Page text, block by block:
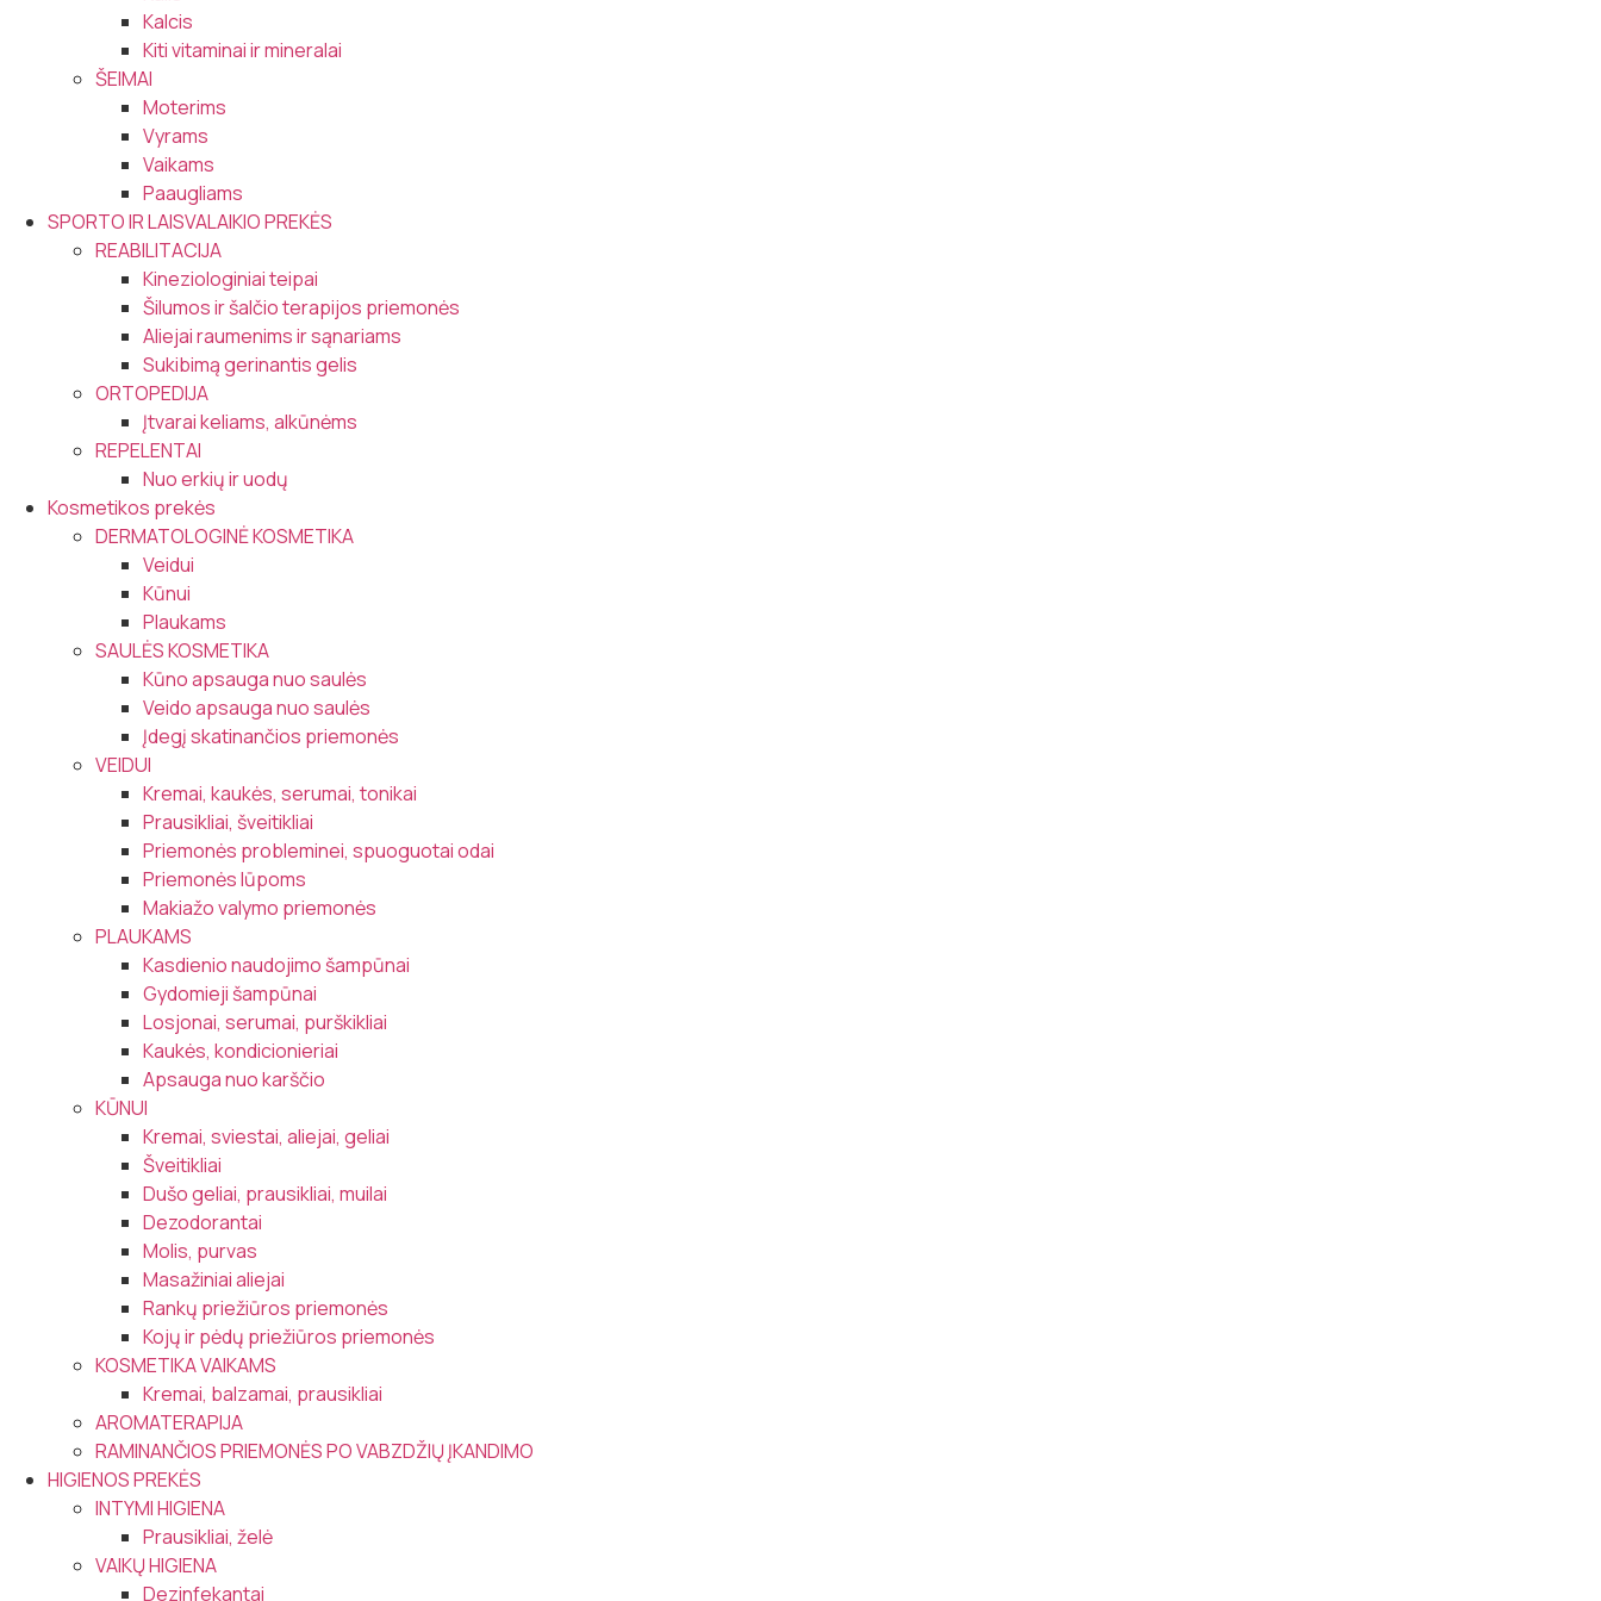
Kalcis
Kiti vitaminai ir mineralai
ŠEIMAI
Moterims
Vyrams
Vaikams
Paaugliams
SPORTO IR LAISVALAIKIO PREKĖS
REABILITACIJA
Kineziologiniai teipai
Šilumos ir šalčio terapijos priemonės
Aliejai raumenims ir sąnariams
Sukibimą gerinantis gelis
ORTOPEDIJA
Įtvarai keliams, alkūnėms
REPELENTAI
Nuo erkių ir uodų
Kosmetikos prekės
DERMATOLOGINĖ KOSMETIKA
Veidui
Kūnui
Plaukams
SAULĖS KOSMETIKA
Kūno apsauga nuo saulės
Veido apsauga nuo saulės
Įdegį skatinančios priemonės
VEIDUI
Kremai, kaukės, serumai, tonikai
Prausikliai, šveitikliai
Priemonės probleminei, spuoguotai odai
Priemonės lūpoms
Makiažo valymo priemonės
PLAUKAMS
Kasdienio naudojimo šampūnai
Gydomieji šampūnai
Losjonai, serumai, purškikliai
Kaukės, kondicionieriai
Apsauga nuo karščio
KŪNUI
Kremai, sviestai, aliejai, geliai
Šveitikliai
Dušo geliai, prausikliai, muilai
Dezodorantai
Molis, purvas
Masažiniai aliejai
Rankų priežiūros priemonės
Kojų ir pėdų priežiūros priemonės
KOSMETIKA VAIKAMS
Kremai, balzamai, prausikliai
AROMATERAPIJA
RAMINANČIOS PRIEMONĖS PO VABZDŽIŲ ĮKANDIMO
HIGIENOS PREKĖS
INTYMI HIGIENA
Prausikliai, želė
VAIKŲ HIGIENA
Dezinfekantai